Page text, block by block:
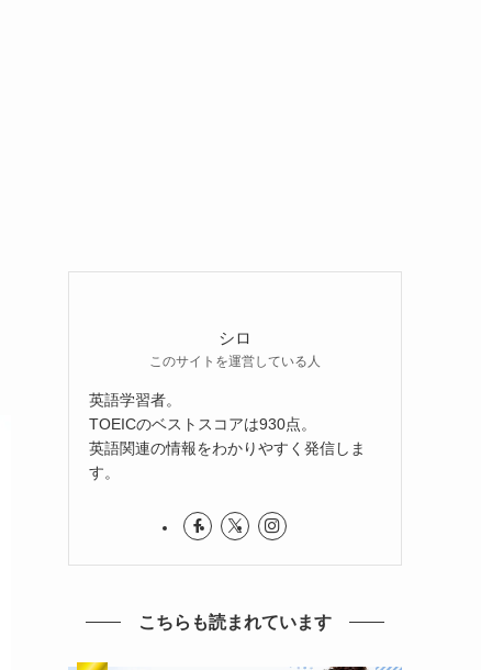
シロ
このサイトを運営している人
英語学習者。
TOEICのベストスコアは930点。
英語関連の情報をわかりやすく発信しま
す。
こちらも読まれています